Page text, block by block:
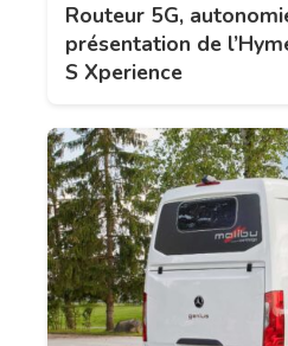
Routeur 5G,
présentation de
S Xperience